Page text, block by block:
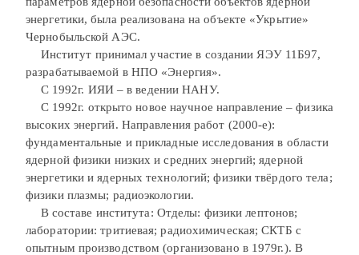
энергетики, была реализована на объекте «Укрытие»
Чернобыльской АЭС.
Институт принимал участие в создании ЯЭУ 11Б97,
разрабатываемой в НПО «Энергия».
С 1992г. ИЯИ – в ведении НАНУ.
С 1992г. открыто новое научное направление – физика
высоких энергий. Направления работ (2000-е):
фундаментальные и прикладные исследования в области
ядерной физики низких и средних энергий; ядерной
энергетики и ядерных технологий; физики твёрдого тела;
физики плазмы; радиоэкологии.
В составе института: Отделы: физики лептонов;
лаборатории: тритиевая; радиохимическая; СКТБ с
опытным производством (организовано в 1979г.). В